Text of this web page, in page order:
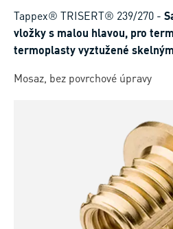
Tappex® TRISERT® 239/270 -
vložky s malou hlavou, pro
termoplasty vyztužené
Mosaz, bez povrchové úpravy